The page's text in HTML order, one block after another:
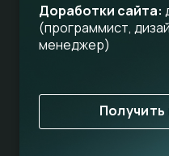
Доработки сайта:
(программист,
менеджер)